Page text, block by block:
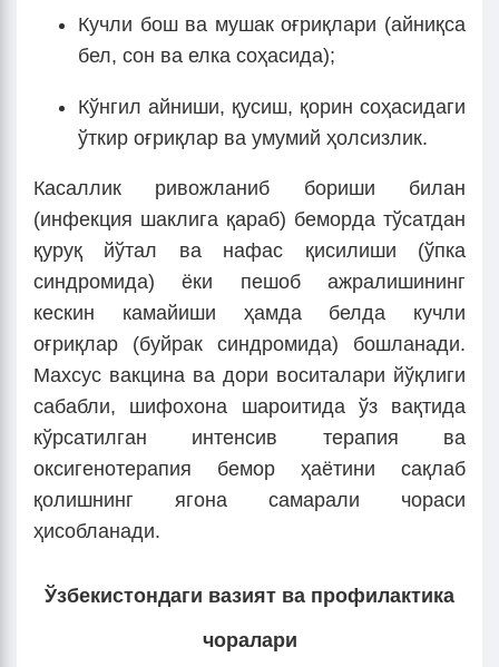
Кучли бош ва мушак оғриқлари (айниқса
бел, сон ва елка соҳасида);
Кўнгил айниши, қусиш, қорин соҳасидаги
ўткир оғриқлар ва умумий ҳолсизлик.
Касаллик ривожланиб бориши билан
(инфекция шаклига қараб) беморда тўсатдан
қуруқ йўтал ва нафас қисилиши (ўпка
синдромида) ёки пешоб ажралишининг
кескин камайиши ҳамда белда кучли
оғриқлар (буйрак синдромида) бошланади.
Махсус вакцина ва дори воситалари йўқлиги
сабабли, шифохона шароитида ўз вақтида
кўрсатилган интенсив терапия ва
оксигенотерапия бемор ҳаётини сақлаб
қолишнинг ягона самарали чораси
ҳисобланади.
Ўзбекистондаги вазият ва профилактика
чоралари